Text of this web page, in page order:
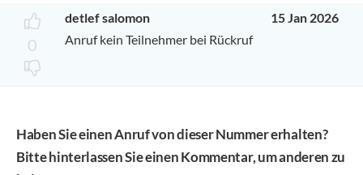
0
detlef salomon
15 Jan 2026
Anruf kein Teilnehmer bei Rückruf
Haben Sie einen Anruf von dieser Nummer erhalten?
Bitte hinterlassen Sie einen Kommentar, um anderen zu